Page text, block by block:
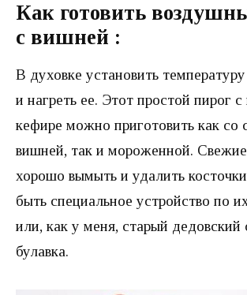
Как готовить
с вишней :
В духовке установить
и нагреть ее. Этот простой пирог
кефире можно приготовить как со
вишней, так и мороженной.
хорошо вымыть и удалить
быть специальное устройство по
или, как у меня, старый дедовский
булавка.